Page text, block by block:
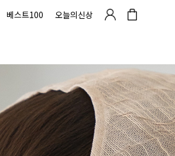
베스트100 오늘의신상